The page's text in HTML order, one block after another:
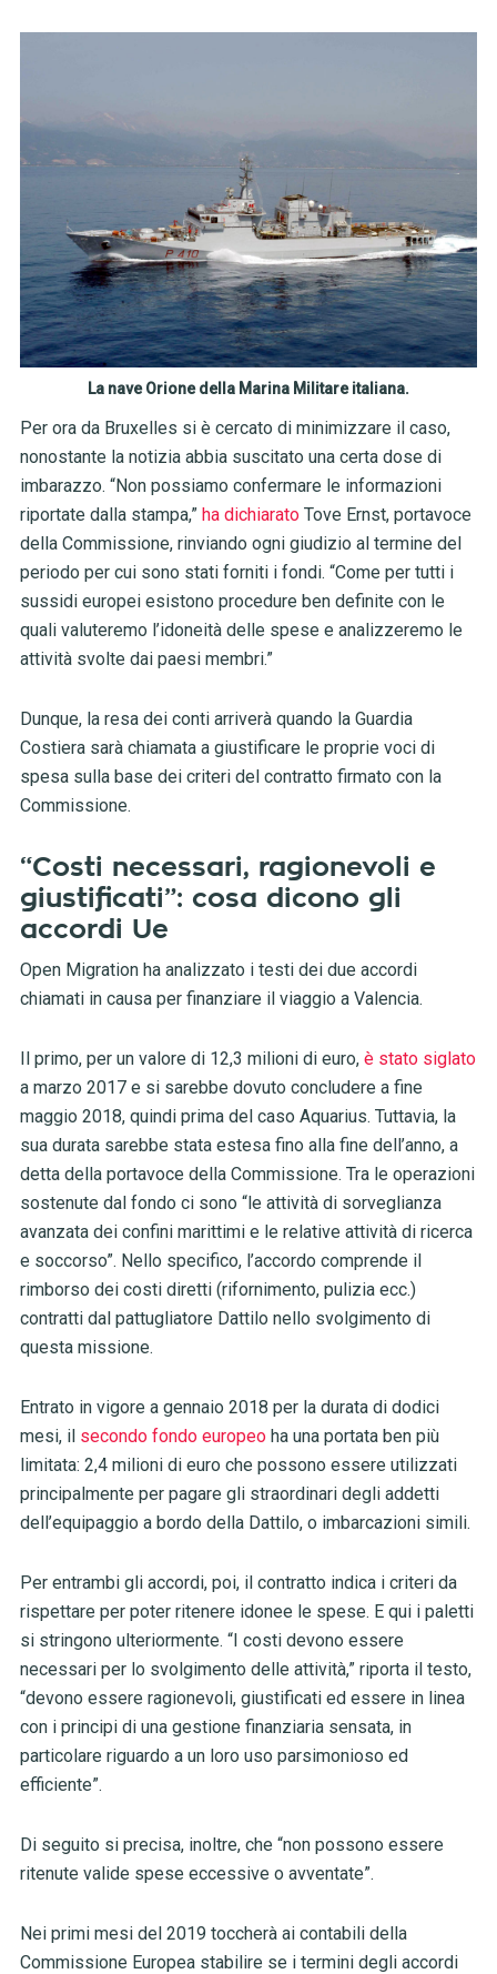
La nave Orione della Marina Militare italiana.
Per ora da Bruxelles si è cercato di minimizzare il caso,
nonostante la notizia abbia suscitato una certa dose di
imbarazzo. “Non possiamo confermare le informazioni
riportate dalla stampa,” ha dichiaratoTove Ernst, portavoce
della Commissione, rinviando ogni giudizio al termine del
periodo per cui sono stati forniti i fondi. “Come per tutti i
sussidi europei esistono procedure ben definite con le
quali valuteremo l’idoneità delle spese e analizzeremo le
attività svolte dai paesi membri.”
Dunque, la resa dei conti arriverà quando la Guardia
Costiera sarà chiamata a giustificare le proprie voci di
spesa sulla base dei criteri del contratto firmato con la
Commissione.
“Costi necessari, ragionevoli e
giustificati”: cosa dicono gli
accordi Ue
Open Migration ha analizzato i testi dei due accordi
chiamati in causa per finanziare il viaggio a Valencia.
Il primo, per un valore di 12,3 milioni di euro, è stato siglato
a marzo 2017 e si sarebbe dovuto concludere a fine
maggio 2018, quindi prima del caso Aquarius. Tuttavia, la
sua durata sarebbe stata estesa fino alla fine dell’anno, a
detta della portavoce della Commissione. Tra le operazioni
sostenute dal fondo ci sono “le attività di sorveglianza
avanzata dei confini marittimi e le relative attività di ricerca
e soccorso”. Nello specifico, l’accordo comprende il
rimborso dei costi diretti (rifornimento, pulizia ecc.)
contratti dal pattugliatore Dattilo nello svolgimento di
questa missione.
Entrato in vigore a gennaio 2018 per la durata di dodici
mesi, il secondo fondo europeoha una portata ben più
limitata: 2,4 milioni di euro che possono essere utilizzati
principalmente per pagare gli straordinari degli addetti
dell’equipaggio a bordo della Dattilo, o imbarcazioni simili.
Per entrambi gli accordi, poi, il contratto indica i criteri da
rispettare per poter ritenere idonee le spese. E qui i paletti
si stringono ulteriormente. “I costi devono essere
necessari per lo svolgimento delle attività,” riporta il testo,
“devono essere ragionevoli, giustificati ed essere in linea
con i principi di una gestione finanziaria sensata, in
particolare riguardo a un loro uso parsimonioso ed
efficiente”.
Di seguito si precisa, inoltre, che “non possono essere
ritenute valide spese eccessive o avventate”.
Nei primi mesi del 2019 toccherà ai contabili della
Commissione Europea stabilire se i termini degli accordi